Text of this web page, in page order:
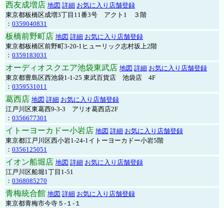
西友成増店 地図 詳細 お気に入り店舗登録
東京都板橋区成増3丁目11番3号 アクト1 ３階
： 0359040831
板橋前野町店 地図 詳細 お気に入り店舗登録
東京都板橋区前野町3-20-1ヒューリック志村坂上2階
： 0359183031
オーディオスクエア池袋東武店 地図 詳細 お気に入り店舗登録
東京都豊島区西池袋1-1-25 東武百貨店 池袋店 4F
： 0359531011
葛西店 地図 詳細 お気に入り店舗登録
江戸川区東葛西9-3-3 アリオ葛西店2F
： 0356677301
イトーヨーカドー小岩店 地図 詳細 お気に入り店舗登録
東京都江戸川区西小岩1-24-1イトーヨーカドー小岩5階
： 0356125051
イオン船堀店 地図 詳細 お気に入り店舗登録
江戸川区船堀1丁目1-51
： 0368085270
青梅統合館 地図 詳細 お気に入り店舗登録
東京都青梅市今寺５-１-１